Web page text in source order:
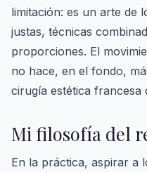
limitación: es un arte de
justas, técnicas
proporciones. El
no hace, en el fondo,
cirugía estética francesa
Mi filosofía del
En la práctica, aspirar a